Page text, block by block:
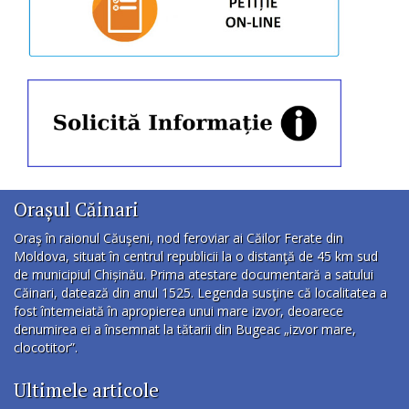
Orașul Căinari
Oraş în raionul Căuşeni, nod feroviar ai Căilor Ferate din
Moldova, situat în centrul republicii la o distanţă de 45 km sud
de municipiul Chișinău. Prima atestare documentară a satului
Căinari, datează din anul 1525. Legenda susţine că localitatea a
fost întemeiată în apropierea unui mare izvor, deoarece
denumirea ei a însemnat la tătarii din Bugeac „izvor mare,
clocotitor”.
Ultimele articole